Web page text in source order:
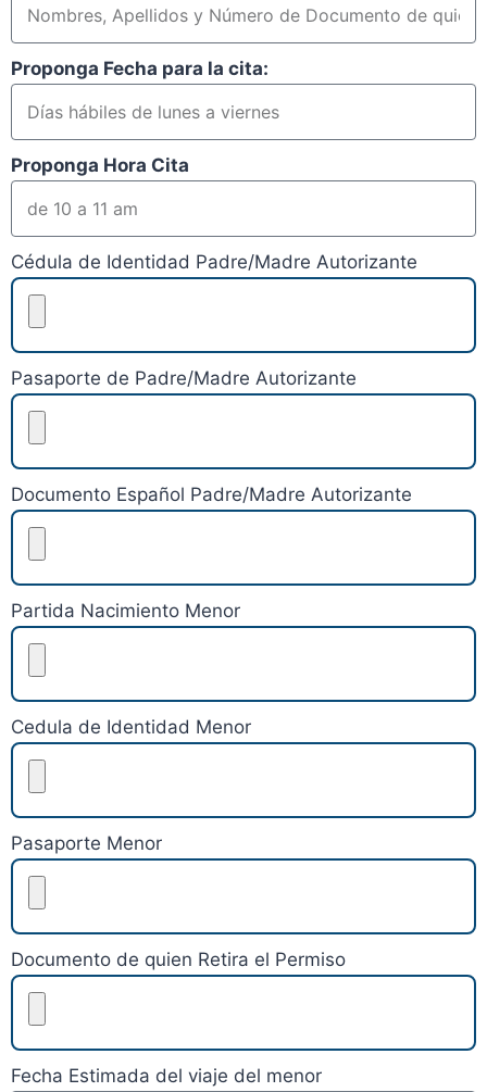
Proponga Fecha para la cita:
Proponga Hora Cita
Cédula de Identidad Padre/Madre Autorizante
Pasaporte de Padre/Madre Autorizante
Documento Español Padre/Madre Autorizante
Partida Nacimiento Menor
Cedula de Identidad Menor
Pasaporte Menor
Documento de quien Retira el Permiso
Fecha Estimada del viaje del menor